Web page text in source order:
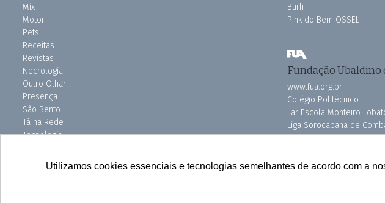
Utilizamos cookies essenciais e tecnologias semelhantes de acordo com a
Mix
Motor
Pets
Receitas
Revistas
Necrologia
Outro Olhar
Presença
São Bento
Tá na Rede
Tecnologia
Uniso Ciência
Burh
Pink do Bem OSSEL
Fundação Ubaldino
www.fua.org.br
Colégio Politécnico
Lar Escola Monteiro
Liga Sorocabana de
Vila dos Velhinhos